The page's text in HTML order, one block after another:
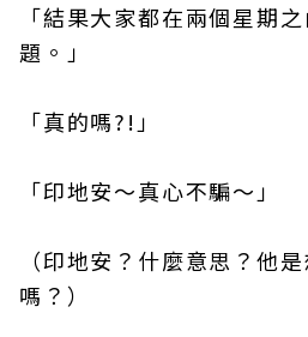
「結果大家都在兩個星期
題。」
「真的嗎?!」
「印地安～真心不騙～」
（印地安？什麼意思？他
嗎？）